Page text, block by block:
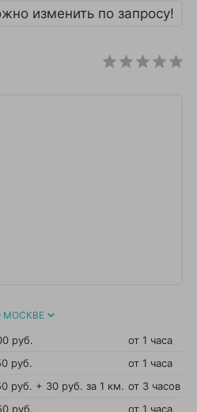
изменить по запросу!
МОСКВЕ
руб.
от 1 часа
руб.
от 1 часа
руб. + 30 руб. за 1 км. от 3 часов
руб. от 1 часа